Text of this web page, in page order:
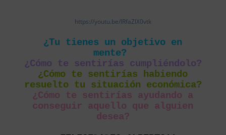
https://youtu.be/lRfaZlX0vtk
¿Tu tienes un objetivo en
mente?
¿Cómo te sentirías cumpliéndolo?
¿Cómo te sentirías habiendo
resuelto tu situación económica?
¿Cómo te sentirías ayudando a
conseguir aquello que alguien
desea?